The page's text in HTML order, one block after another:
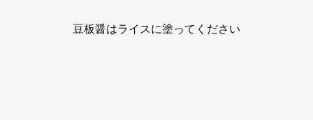
豆板醤はライスに塗ってください